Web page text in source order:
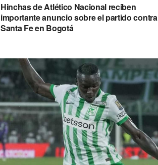
Hinchas de Atlético Nacional reciben
importante anuncio sobre el partido contra
Santa Fe en Bogotá